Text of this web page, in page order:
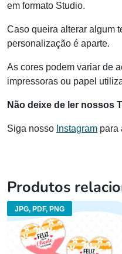
em formato Studio.
Caso queira alterar algum
personalização é aparte.
As cores podem variar de
impressoras ou papel
Não deixe de ler nossos
Siga nosso Instagram para
Produtos
JPG, PDF, PNG